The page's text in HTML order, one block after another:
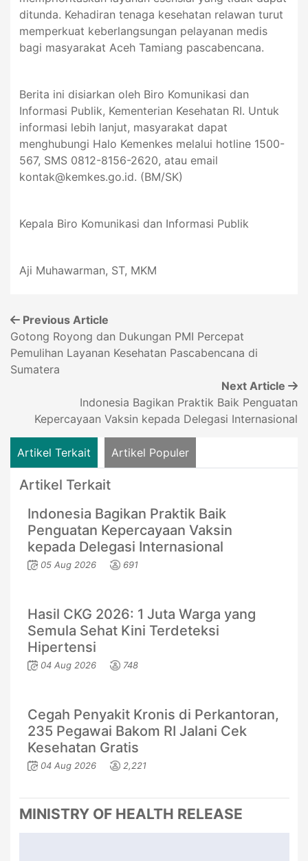
ditunda. Kehadiran tenaga kesehatan relawan turut
memperkuat keberlangsungan pelayanan medis
bagi masyarakat Aceh Tamiang pascabencana.
Berita ini disiarkan oleh Biro Komunikasi dan
Informasi Publik, Kementerian Kesehatan RI. Untuk
informasi lebih lanjut, masyarakat dapat
menghubungi Halo Kemenkes melalui hotline 1500-
567, SMS 0812-8156-2620, atau email
kontak@kemkes.go.id. (BM/SK)
Kepala Biro Komunikasi dan Informasi Publik
Aji Muhawarman, ST, MKM
Previous Article
Gotong Royong dan Dukungan PMI Percepat
Pemulihan Layanan Kesehatan Pascabencana di
Sumatera
Next Article
Indonesia Bagikan Praktik Baik Penguatan
Kepercayaan Vaksin kepada Delegasi Internasional
Artikel Terkait Artikel Populer
Artikel Terkait
Indonesia Bagikan Praktik Baik
Penguatan Kepercayaan Vaksin
kepada Delegasi Internasional
05 Aug 2026 691
Hasil CKG 2026: 1 Juta Warga yang
Semula Sehat Kini Terdeteksi
Hipertensi
04 Aug 2026 748
Cegah Penyakit Kronis di Perkantoran,
235 Pegawai Bakom RI Jalani Cek
Kesehatan Gratis
04 Aug 2026 2,221
MINISTRY OF HEALTH RELEASE